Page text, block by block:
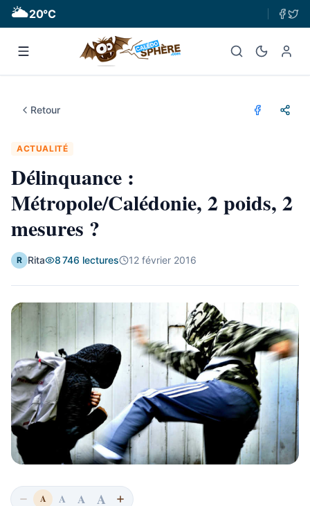
🌥20°C
Retour
ACTUALITÉ
Délinquance :
Métropole/Calédonie, 2 poids, 2
mesures ?
R Rita 8 746 lectures 12 février 2016
A A A A